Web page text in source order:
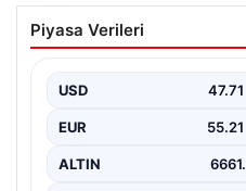
FED faiz kararı ne
Nisan ayı faiz
Piyasa Verileri
USD 47.71
EUR 55.21
ALTIN